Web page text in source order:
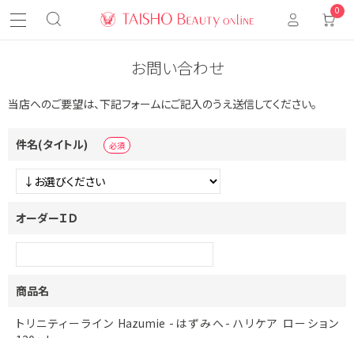
0
お問い合わせ
当店へのご要望は、下記フォームにご記入のうえ送信してください。
件名(タイトル)
オーダーＩＤ
商品名
トリニティーライン Hazumie -はずみへ- ハリケア ローション